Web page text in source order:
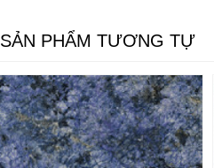
SẢN PHẨM TƯƠNG TỰ